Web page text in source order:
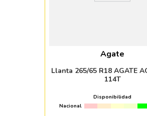
Agate
Llanta 265/65 R18 AGATE
114T
Disponibilidad
Nacional